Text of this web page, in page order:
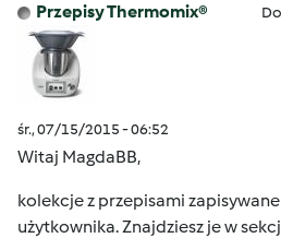
Przepisy Thermomix®
śr., 07/15/2015 - 06:52
Witaj MagdaBB,
kolekcje z przepisami
użytkownika. Znajdziesz je w